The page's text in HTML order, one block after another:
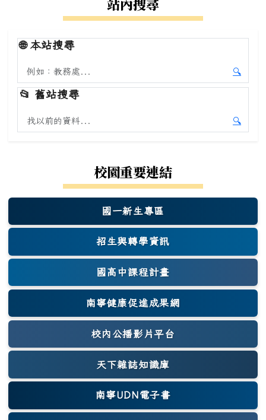
🌐本站搜尋
搜尋本站內容
🔍
開始本
📂 舊站搜尋
搜尋舊站內容
🔍
開始舊
校園重要連結
國一新生專區
(另開新視窗)
招生與轉學資訊
國高中課程計畫
南寧健康促進成果網
(另開新視窗)
校內公播影片平台
天下雜誌知識庫
(另開新視窗)
南寧UDN電子書